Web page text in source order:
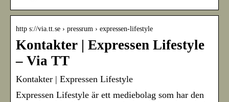
http s://via.tt.se › pressrum › expressen-lifestyle
Kontakter | Expressen Lifestyle
– Via TT
Kontakter | Expressen Lifestyle
Expressen Lifestyle är ett mediebolag som har den